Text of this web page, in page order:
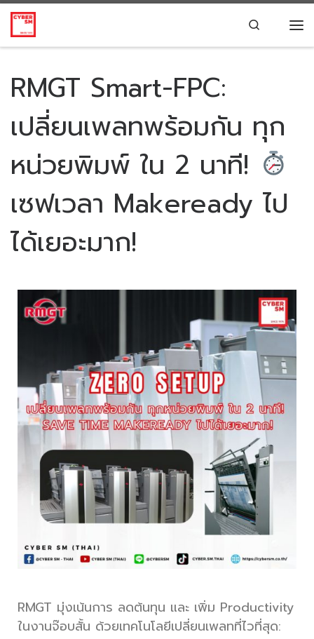
Skip to content Search
RMGT Smart-FPC:
เปลี่ยนเพลทพร้อมกัน ทุก
หน่วยพิมพ์ ใน 2 นาที!
เซฟเวลา Makeready ไป
ได้เยอะมาก!
RMGT มุ่งเน้นการ ลดต้นทุน และ เพิ่ม Productivity
ในงานจ๊อบสั้น ด้วยเทคโนโลยีเปลี่ยนเพลทที่ไวที่สุด: